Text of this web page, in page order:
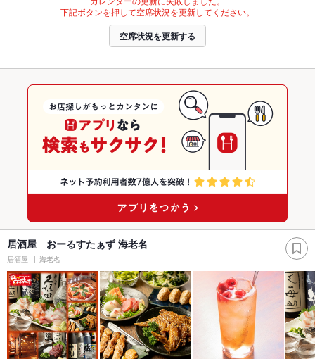
下記ボタンを押して空席状況を更新してください。
空席状況を更新する
居酒屋 おーるすたぁず 海老名
居酒屋 海老名